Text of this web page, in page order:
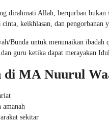
dirahmati Allah, berqurban bukan
keikhlasan, dan pengorbanan
Bunda untuk menunaikan ibadah
guru ketika dapat merayakan
di MA Nuurul
sekitar